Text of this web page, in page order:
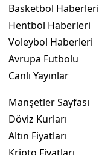
Basketbol Haberleri
Hentbol Haberleri
Voleybol Haberleri
Avrupa Futbolu
Canlı Yayınlar
Manşetler Sayfası
Döviz Kurları
Altın Fiyatları